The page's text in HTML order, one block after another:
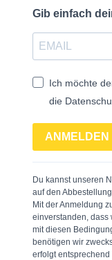
Gib einfach
Ich möchte
die
ANMELDEN
Du kannst unseren
auf den
Mit der Anmeldung
einverstanden, dass
mit diesen
benötigen wir
erfolgt